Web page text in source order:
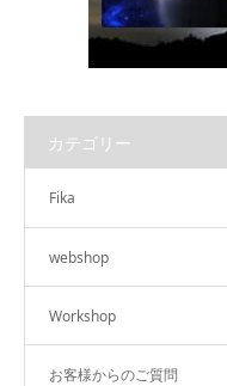
カテゴリー
Fika
webshop
Workshop
お客様からのご質問